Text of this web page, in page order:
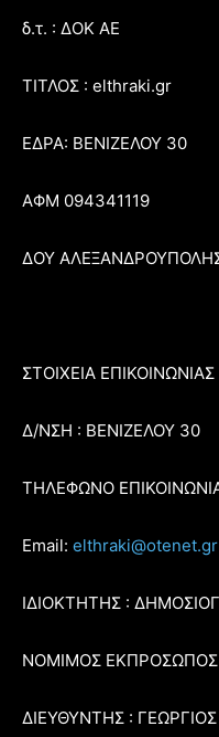
δ.τ. : ΔΟΚ ΑΕ
ΤΙΤΛΟΣ : elthraki.gr
ΕΔΡΑ: ΒΕΝΙΖΕΛΟΥ 30
ΑΦΜ 094341119
ΔΟΥ
ΣΤΟΙΧΕΙΑ ΕΠΙΚΟΙΝΩΝΙΑΣ
Δ/ΝΣΗ : ΒΕΝΙΖΕΛΟΥ 30
ΤΗΛΕΦΩΝΟ
Email: elthraki@otenet.gr
ΙΔΙΟΚΤΗΤΗΣ :
ΝΟΜΙΜΟΣ ΕΚΠΡΟΣΩΠΟΣ
ΔΙΕΥΘΥΝΤΗΣ :